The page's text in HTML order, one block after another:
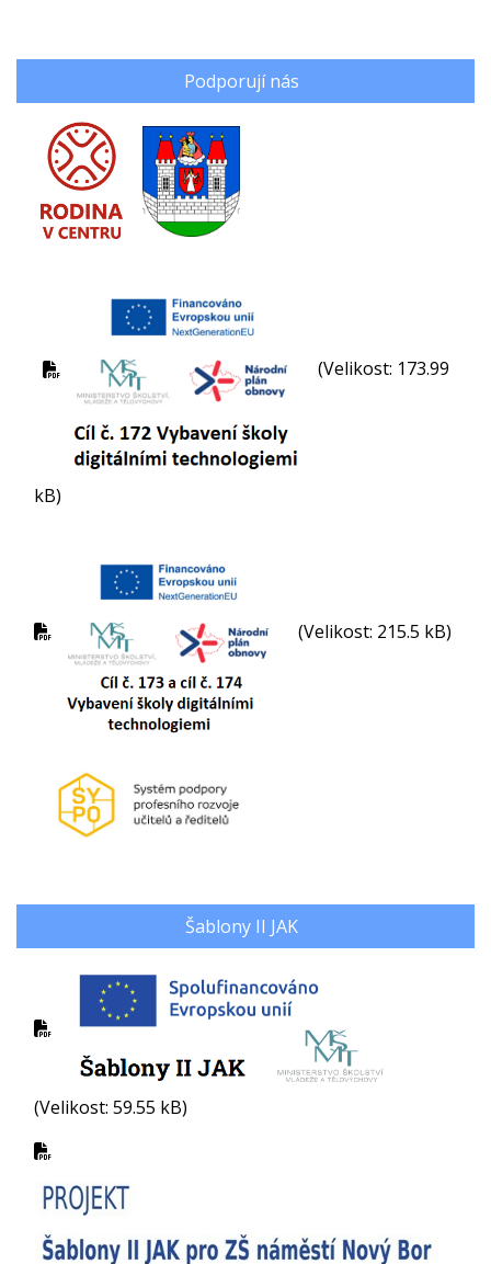
Podporují nás
(Velikost: 173.99
kB)
(Velikost: 215.5 kB)
Šablony II JAK
(Velikost: 59.55 kB)